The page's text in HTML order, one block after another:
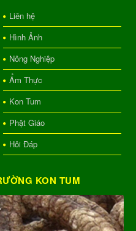
Liên hệ
Hình Ảnh
Nông Nghiệp
Ẩm Thực
Kon Tum
Phật Giáo
Hỏi Đáp
KON TUM